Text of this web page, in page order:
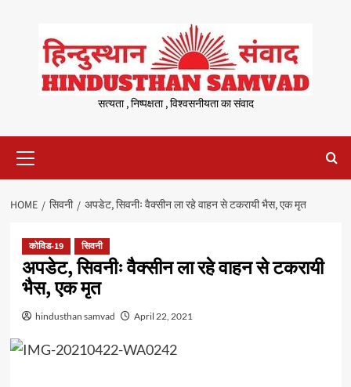
content
सत्यता , निष्पक्षता , विश्वसनीयता का संवाद
Menu
HOME सिवनी अपडेट, सिवनीः वैक्सीन ला रहे वाहन से टकरायी भैस, एक मृत
कोविड-19 सिवनी
अपडेट, सिवनीः वैक्सीन ला रहे वाहन से टकरायी
भैस, एक मृत
hindusthan samvad April 22, 2021